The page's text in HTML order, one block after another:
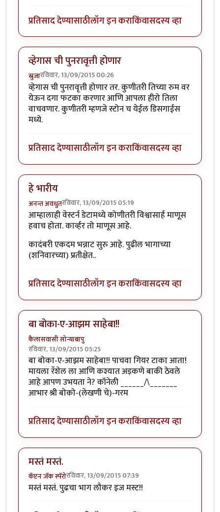
प्रतिसाद देण्यासाठीलॉग इन कराकिंवासदस्य व्हा
व्हेगास ची पुनरावृत्ती होणार
स्रुजारविवार, 13/09/2015 00:26
व्हेगास ची पुनरावृत्ती होणार तर. कुणीतरी तिच्या रुम वर
येऊन दगा फटका करणार आणि आपला हीरो तिला
वाचवणार. कुणीतरी म्हणजे स्टोन च येईल डिसगाईस
मध्ये.
प्रतिसाद देण्यासाठीलॉग इन कराकिंवासदस्य व्हा
हे भारीय
अनन्त अवधुतरविवार, 13/09/2015 05:19
आम्हालाही वेस्टर्न डेटामध्ये कोणीतरी विश्वासार्ह माणूस
हवाच होता. कार्व्हर तो माणूस आहे.
कादंबरी एकदम भन्नाट सुरु आहे. पुढील भागाच्या
(शनिवारच्या) प्रतीक्षेत..
प्रतिसाद देण्यासाठीलॉग इन कराकिंवासदस्य व्हा
बा बोका-ए-आझम साहेबा!!
कैलासवासी सोन्याबापु
रविवार, 13/09/2015 05:25
बा बोका-ए-आझम साहेबा!! पाचवा गियर टाका आता!
मायला रॅशेल ला आणि कश्यात अड़कणे बाकी ठेवले
आहे आपण उभयता ने? कॉनेली ______/\_______
आभार श्री बोको-(लेखणी चे)-गरम
प्रतिसाद देण्यासाठीलॉग इन कराकिंवासदस्य व्हा
मस्तं मस्तं.
कॅप्टन जॅक स्पॅरोरविवार, 13/09/2015 07:39
मस्तं मस्तं. पुढचा भाग लौकर इज मस्ट!!